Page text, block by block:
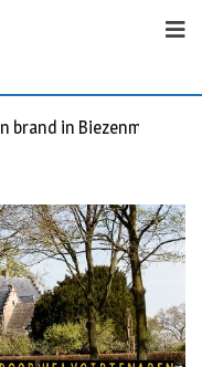
brand in Biezenmortel,